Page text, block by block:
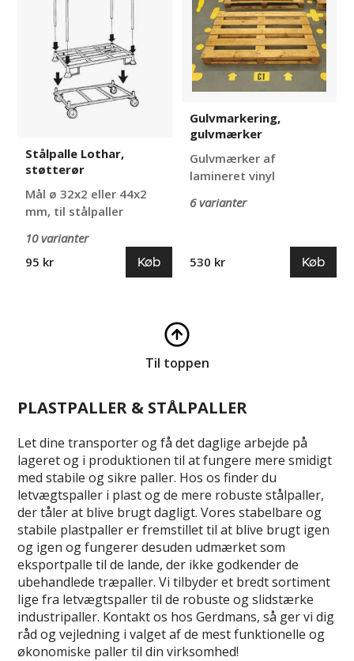
Stålpalle Lothar,
støtterør
Mål ø 32x2 eller 44x2
mm, til stålpaller
10 varianter
95 kr
Køb
Gulvmarkering,
gulvmærker
Gulvmærker af
lamineret vinyl
6 varianter
530 kr Køb
Til toppen
PLASTPALLER & STÅLPALLER
Let dine transporter og få det daglige arbejde på
lageret og i produktionen til at fungere mere smidigt
med stabile og sikre paller. Hos os finder du
letvægtspaller i plast og de mere robuste stålpaller,
der tåler at blive brugt dagligt. Vores stabelbare og
stabile plastpaller er fremstillet til at blive brugt igen
og igen og fungerer desuden udmærket som
eksportpalle til de lande, der ikke godkender de
ubehandlede træpaller. Vi tilbyder et bredt sortiment
lige fra letvægtspaller til de robuste og slidstærke
industripaller. Kontakt os hos Gerdmans, så ger vi dig
råd og vejledning i valget af de mest funktionelle og
økonomiske paller til din virksomhed!